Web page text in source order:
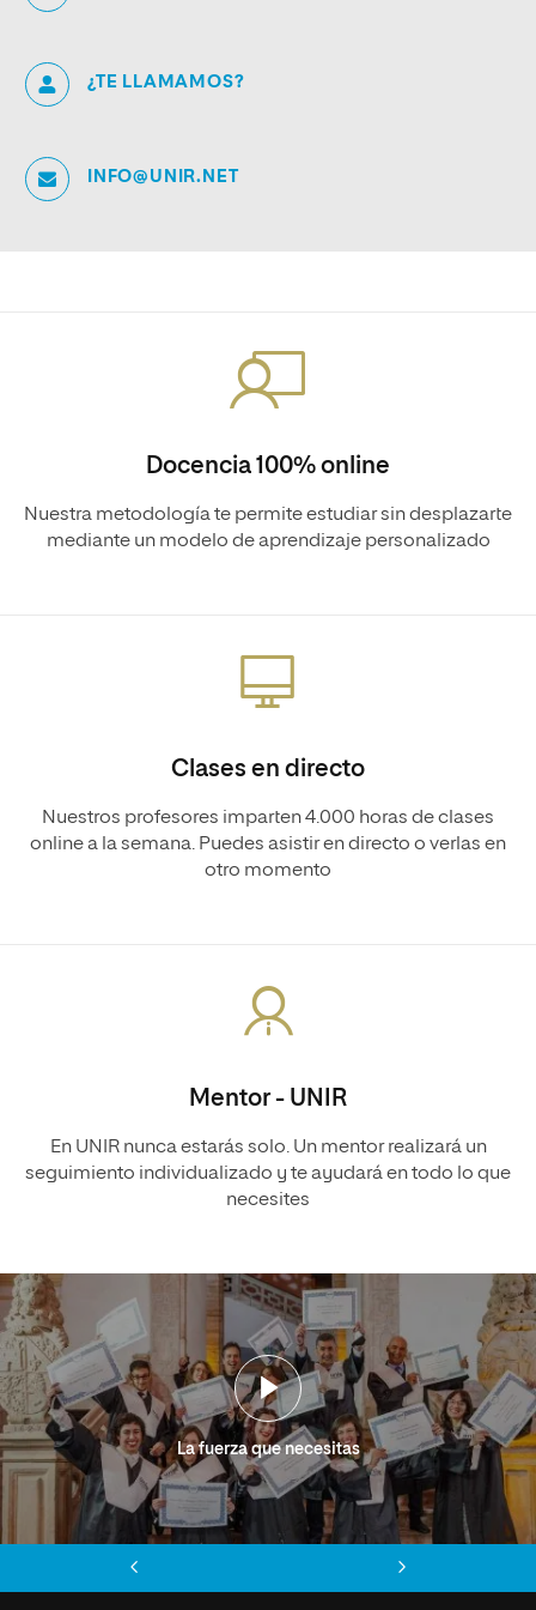
¿TE LLAMAMOS?
INFO@UNIR.NET
Docencia 100% online
Nuestra metodología te permite estudiar sin desplazarte
mediante un modelo de aprendizaje personalizado
Clases en directo
Nuestros profesores imparten 4.000 horas de clases
online a la semana. Puedes asistir en directo o verlas en
otro momento
Mentor - UNIR
En UNIR nunca estarás solo. Un mentor realizará un
seguimiento individualizado y te ayudará en todo lo que
necesites
La fuerza que necesitas